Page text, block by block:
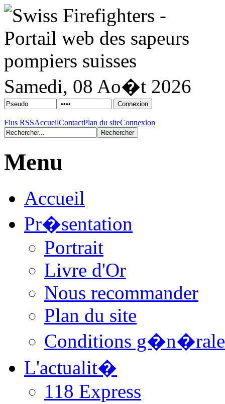
Samedi, 08 Ao�t 2026
Flus RSSAccueilContactPlan du siteConnexion
Menu
Accueil
Pr�sentation
Portrait
Livre d'Or
Nous recommander
Plan du site
Conditions
L'actualit�
118 Express